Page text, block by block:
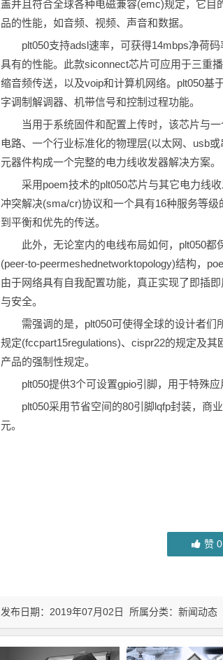
盖并且符合全球各种电磁兼容(emc)规定，它
品的性能，如音频、视频、声音和数据。
plt050支持adsl速率，可获得14mbps净荷
具有的性能。此款siconnect芯片可应用于三重
缩音频传送，以及voip和计算机网络。plt050基
字调制解调器、机带信号和控制过程功能。
当用于系统固件和配置上传时，该芯片与
电路、一个行业标准化的物理层(以太网、usb
元器件构成一个完整的电力线收发器解决方案。
采用poem技术的plt050芯片与其它电力线
冲突解决(sma/cr)协议和一个具有16种服务等
到平衡和优先的传送。
此外，无论室内的电线布局如何，plt050
(peer-to-peermeshednetworktopology)结构，
由于网络具有自我配置功能，真正实现了即插
与安全。
需强调的是，plt050可使得全球的设计者
规定(fccpart15regulations)、cispr22的规定及
产品的强制性规定。
plt050提供3个可设置gpio引脚，用于特殊
plt050采用节省空间的80引脚lqfp封装，商
元。
赞0
发布日期：2019年07月02日 所属分类： 新闻动态